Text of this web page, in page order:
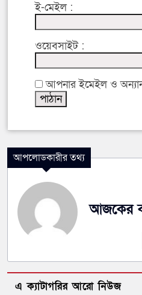
ই-মেইল :
ওয়েবসাইট :
আপনার ইমেইল ও
আপলোডকারীর তথ্য
আজকের
এ ক্যাটাগরির আরো নিউজ